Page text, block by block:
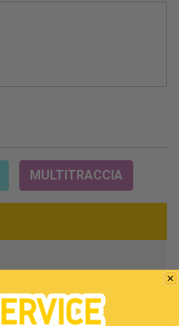
MULTITRACCIA